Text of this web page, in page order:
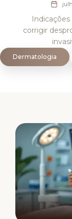
corrigir
Dermatologia